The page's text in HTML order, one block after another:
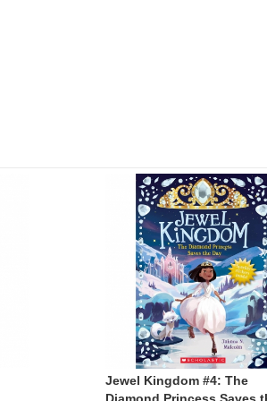
Jewel Kingdom #4: The